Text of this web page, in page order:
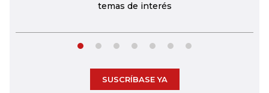
temas de interés
SUSCRÍBASE YA